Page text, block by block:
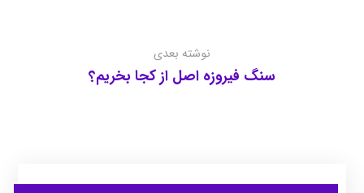
نوشته بعدی
سنگ فیروزه اصل از کجا بخریم؟